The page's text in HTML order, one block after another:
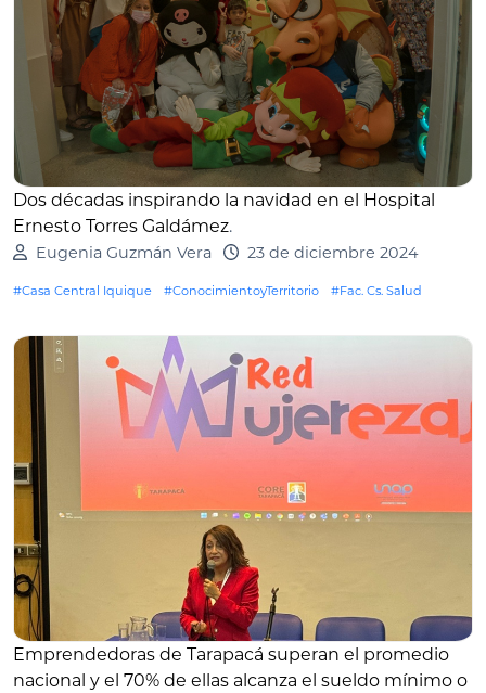
Dos décadas inspirando la navidad en el Hospital
Ernesto Torres Galdámez.
Eugenia Guzmán Vera 23 de diciembre 2024
#Casa Central Iquique #ConocimientoyTerritorio #Fac. Cs. Salud
Emprendedoras de Tarapacá superan el promedio
nacional y el 70% de ellas alcanza el sueldo mínimo o